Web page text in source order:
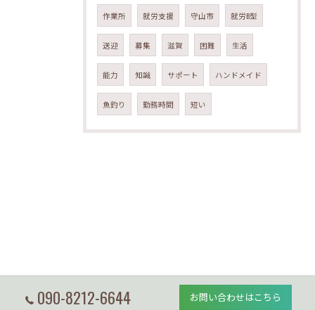
作業所 就労支援 守山市 就労B型
送迎 募集 滋賀 困難 生活
能力 知識 サポート ハンドメイド
魚釣り 勤務時間 短い
090-8212-6644 お問い合わせはこちら